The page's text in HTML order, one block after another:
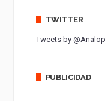
TWITTER
Tweets by
PUBLICIDAD